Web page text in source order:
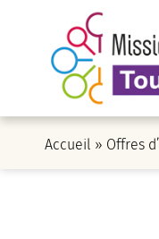
Accueil » Offres